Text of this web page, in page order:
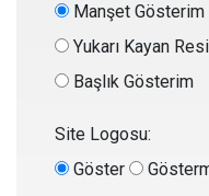
Manşet Gösterim
Yukarı Kayan
Başlık Gösterim
Site Logosu:
Göster